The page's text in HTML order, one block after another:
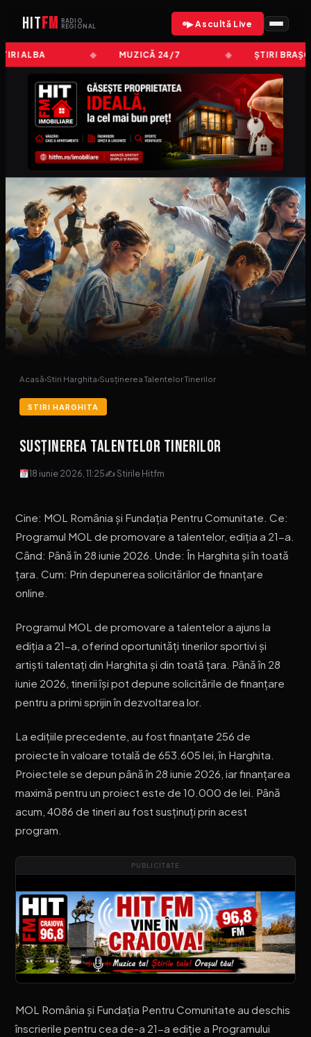
HITFM
RADIO
REGIONAL
▶ Ascultă Live
ALBA MUZICĂ 24/7 ȘTIRI
Acasă›Stiri Harghita›Susținerea Talentelor Tinerilor
STIRI HARGHITA
Susținerea Talentelor Tinerilor
18 iunie 2026, 11:25✍ Stirile Hitfm
Cine: MOL România și Fundația Pentru Comunitate. Ce:
Programul MOL de promovare a talentelor, ediția a 21-a.
Când: Până în 28 iunie 2026. Unde: În Harghita și în toată
țara. Cum: Prin depunerea solicitărilor de finanțare
online.
Programul MOL de promovare a talentelor a ajuns la
ediția a 21-a, oferind oportunități tinerilor sportivi și
artiști talentați din Harghita și din toată țara. Până în 28
iunie 2026, tinerii își pot depune solicitările de finanțare
pentru a primi sprijin în dezvoltarea lor.
La edițiile precedente, au fost finanțate 256 de
proiecte în valoare totală de 653.605 lei, în Harghita.
Proiectele se depun până în 28 iunie 2026, iar finanțarea
maximă pentru un proiect este de 10.000 de lei. Până
acum, 4086 de tineri au fost susținuți prin acest
program.
PUBLICITATE
MOL România și Fundația Pentru Comunitate au deschis
înscrierile pentru cea de-a 21-a ediție a Programului